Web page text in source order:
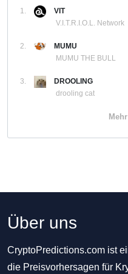
1.
VIT
V.I.T.R.I.O.L. Network
2.
MUMU
MUMU THE BULL
3.
DROOLING
drooling cat
Über uns
CryptoPredictions.com ist
die Preisvorhersagen für